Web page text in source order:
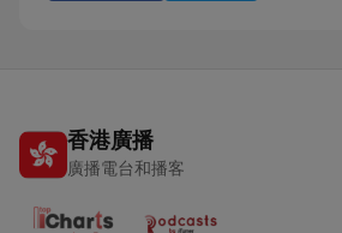
香港廣播
廣播電台和播客